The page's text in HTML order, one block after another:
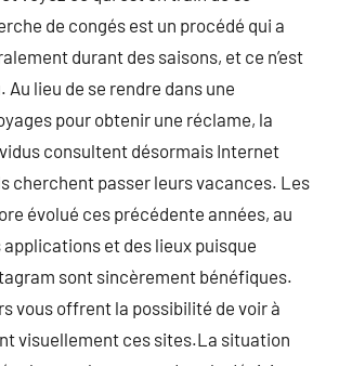
de congés est un procédé qui a
durant des saisons, et ce n’est
Au lieu de se rendre dans une
pour obtenir une réclame, la
consultent désormais Internet
cherchent passer leurs vacances. Les
évolué ces précédente années, au
applications et des lieux puisque
sont sincèrement bénéfiques.
vous offrent la possibilité de voir à
visuellement ces sites.La situation